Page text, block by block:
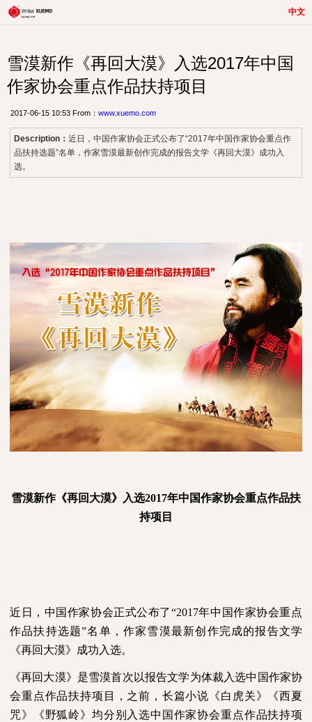
中文
雪漠新作《再回大漠》入选2017年中国
作家协会重点作品扶持项目
2017-06-15 10:53 From： www.xuemo.com
Description： 近日，中国作家协会正式公布了“2017年中国作家协会重点作
品扶持选题”名单，作家雪漠最新创作完成的报告文学《再回大漠》成功入
选。
雪漠新作《再回大漠》入选2017年中国作家协会重点作品扶
持项目
近日，中国作家协会正式公布了“2017年中国作家协会重点
作品扶持选题”名单，作家雪漠最新创作完成的报告文学
《再回大漠》成功入选。
《再回大漠》是雪漠首次以报告文学为体裁入选中国作家协
会重点作品扶持项目，之前，长篇小说《白虎关》《西夏
咒》《野狐岭》均分别入选中国作家协会重点作品扶持项